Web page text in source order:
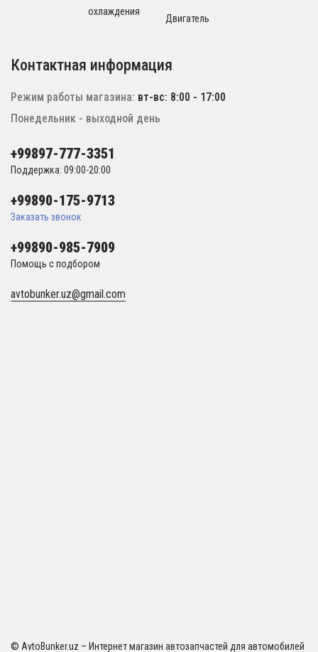
охлаждения
Двигатель
Контактная информация
Режим работы магазина: вт-вс: 8:00 - 17:00
Понедельник - выходной день
+99897-777-3351
Поддержка: 09:00-20:00
+99890-175-9713
Заказать звонок
+99890-985-7909
Помощь с подбором
avtobunker.uz@gmail.com
© AvtoBunker.uz – Интернет магазин автозапчастей для автомобилей